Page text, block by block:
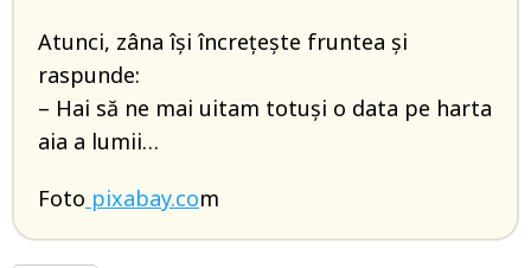
Atunci, zâna își încrețește fruntea și
raspunde:
– Hai să ne mai uitam totuși o data pe harta
aia a lumii…
Foto pixabay.com